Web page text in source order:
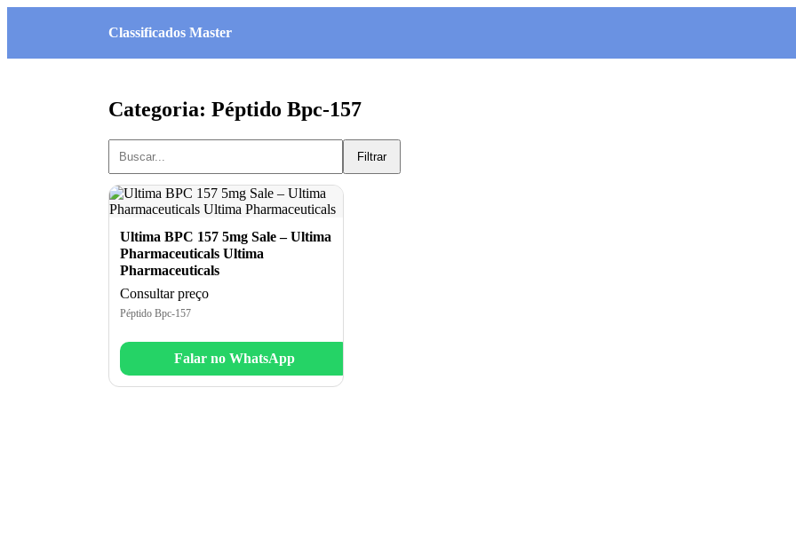
Classificados Master
Categoria: Péptido Bpc-157
Filtrar
Ultima BPC 157 5mg Sale – Ultima
Pharmaceuticals Ultima
Pharmaceuticals
Consultar preço
Péptido Bpc-157
Falar no WhatsApp